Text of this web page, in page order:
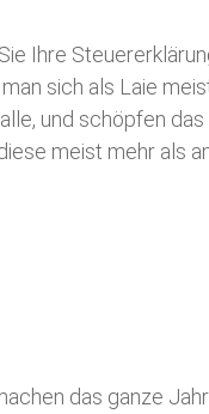
Ihre
sich als Laie
und schöpfen
meist mehr als
das ganze